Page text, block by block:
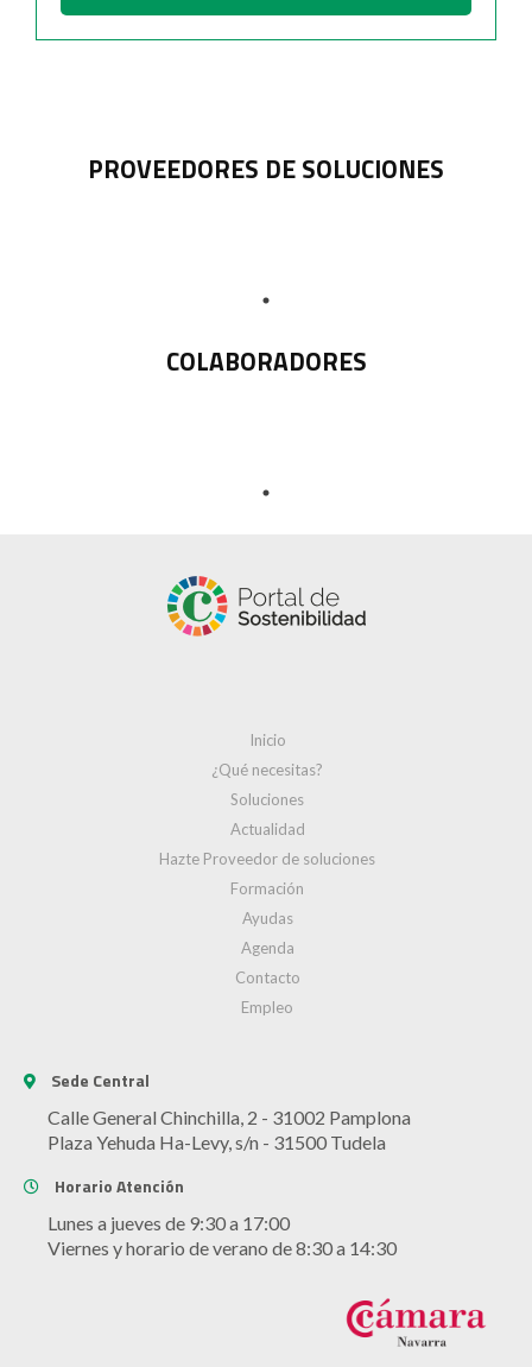
PROVEEDORES DE SOLUCIONES
COLABORADORES
Inicio
¿Qué necesitas?
Soluciones
Actualidad
Hazte Proveedor de soluciones
Formación
Ayudas
Agenda
Contacto
Empleo
Sede Central
Calle General Chinchilla, 2 - 31002 Pamplona
Plaza Yehuda Ha-Levy, s/n - 31500 Tudela
Horario Atención
Lunes a jueves de 9:30 a 17:00
Viernes y horario de verano de 8:30 a 14:30